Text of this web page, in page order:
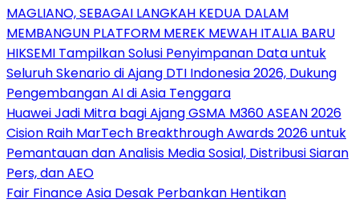
MAGLIANO, SEBAGAI LANGKAH KEDUA DALAM
MEMBANGUN PLATFORM MEREK MEWAH ITALIA BARU
HIKSEMI Tampilkan Solusi Penyimpanan Data untuk
Seluruh Skenario di Ajang DTI Indonesia 2026, Dukung
Pengembangan AI di Asia Tenggara
Huawei Jadi Mitra bagi Ajang GSMA M360 ASEAN 2026
Cision Raih MarTech Breakthrough Awards 2026 untuk
Pemantauan dan Analisis Media Sosial, Distribusi Siaran
Pers, dan AEO
Fair Finance Asia Desak Perbankan Hentikan